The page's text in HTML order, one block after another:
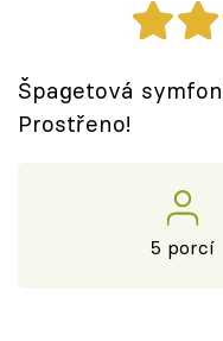
Těhotnej kuchař
Sledujte prima+
Špagetová
Prostřeno!
5 porcí